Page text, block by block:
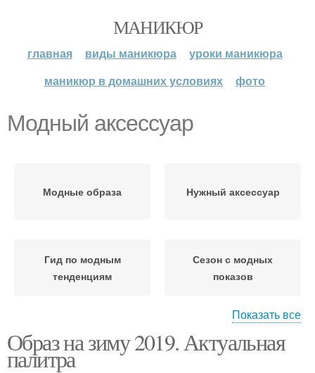
МАНИКЮР
главная виды маникюра
уроки маникюра
маникюр в домашних условиях
фото
Модный аксессуар
Модные образа Нужный аксессуар
Гид по модным
тенденциям
Сезон с модных
показов
Гид по модным неделям Модный приговор
Показать все
Образ на зиму 2019. Актуальная
палитра